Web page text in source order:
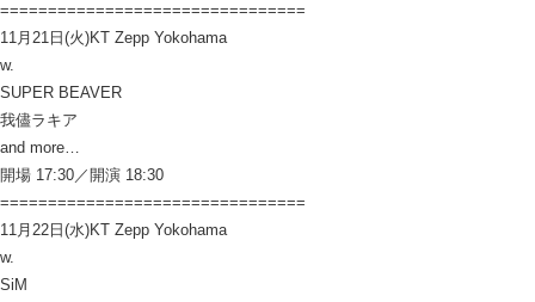
================================
11月21日(火)KT Zepp Yokohama
w.
SUPER BEAVER
我儘ラキア
and more…
開場 17:30／開演 18:30
================================
11月22日(水)KT Zepp Yokohama
w.
SiM